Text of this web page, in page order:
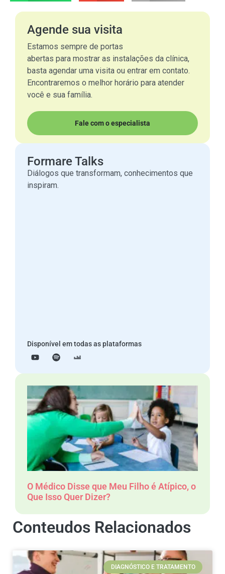
Agende sua visita
Estamos sempre de portas
abertas para mostrar as instalações da clínica,
basta agendar uma visita ou entrar em contato.
Encontraremos o melhor horário para atender
você e sua família.
Fale com o especialista
Formare Talks
Diálogos que transformam, conhecimentos que
inspiram.
Disponível em todas as plataformas
O Médico Disse que Meu Filho é Atípico, o
Que Isso Quer Dizer?
Conteudos Relacionados
DIAGNÓSTICO E TRATAMENTO